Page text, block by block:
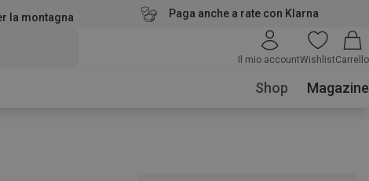
la montagna Paga anche a rate con Klarna
Il mio accountWishlistCarrello
Shop Magazine